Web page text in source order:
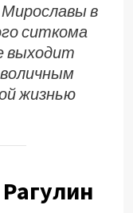
в
ситкома
выходит
жизнью